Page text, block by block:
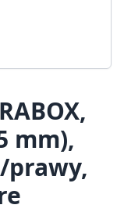
mm),
prawy,